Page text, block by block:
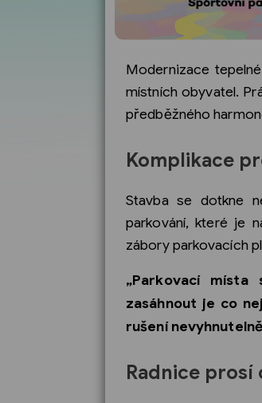
Modernizace
místních obyvatel.
předběžného
Komplikace
Stavba se dotkne
parkování, které je
zábory parkovacích
„Parkovací
zasáhnout je co
rušení
Radnice